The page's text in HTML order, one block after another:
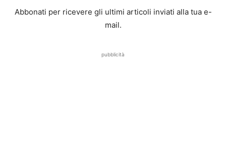
Abbonati per ricevere gli ultimi articoli inviati alla tua e-
mail.
pubblicità